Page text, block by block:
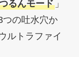
るんモード」
つの吐水穴か
ルトラファイ